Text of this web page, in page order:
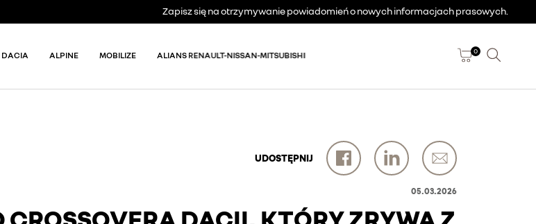
Zapisz się na otrzymywanie powiadomień o nowych informacjach prasowych.
DACIA ALPINE MOBILIZE ALIANS RENAULT-NISSAN-MITSUBISHI 0
UDOSTĘPNIJ
05.03.2026